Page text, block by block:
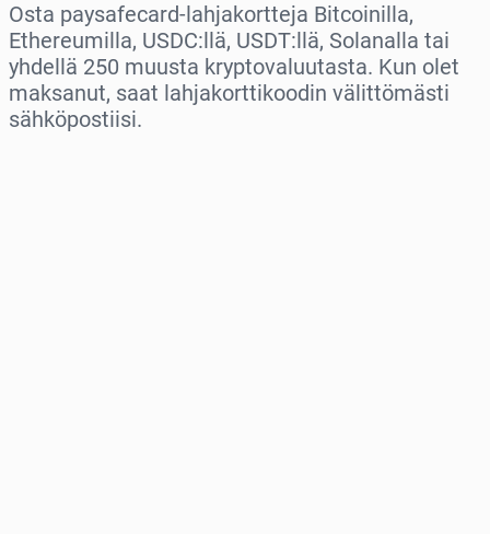
Osta paysafecard-lahjakortteja Bitcoinilla,
Ethereumilla, USDC:llä, USDT:llä, Solanalla tai
yhdellä 250 muusta kryptovaluutasta. Kun olet
maksanut, saat lahjakorttikoodin välittömästi
sähköpostiisi.